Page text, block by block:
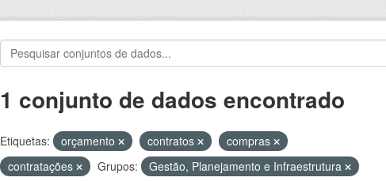
1 conjunto de dados encontrado
Etiquetas: orçamento contratos
compras
contratações
Grupos: Gestão, Planejamento e Infraestrutura